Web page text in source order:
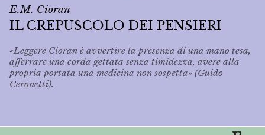
E.M. Cioran
IL CREPUSCOLO DEI PENSIERI
«Leggere Cioran è avvertire la presenza di una mano tesa,
afferrare una corda gettata senza timidezza, avere alla
propria portata una medicina non sospetta» (Guido
Ceronetti).